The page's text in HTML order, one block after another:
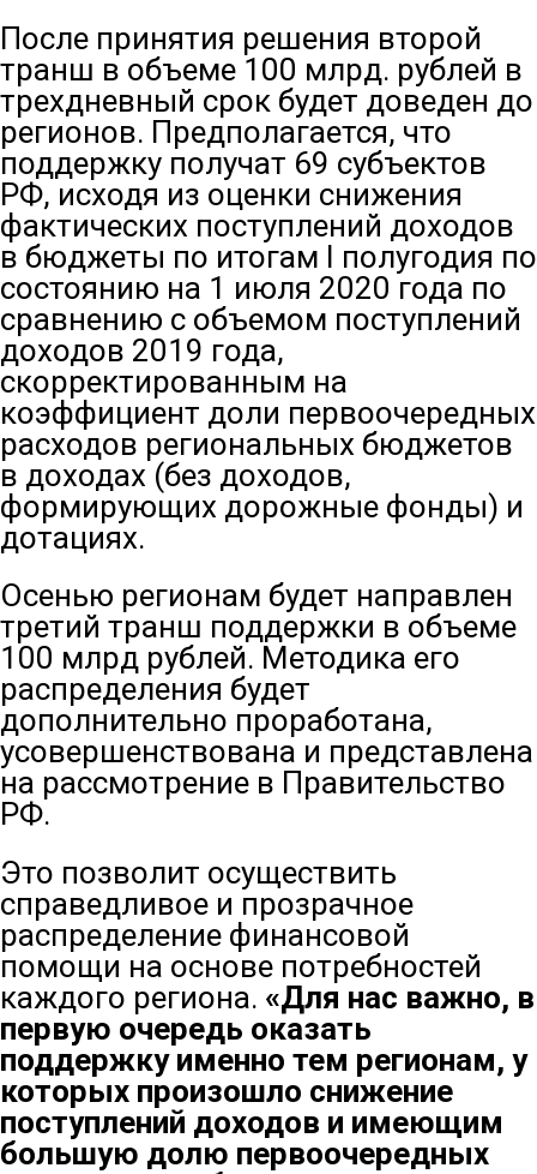
После принятия решения второй
транш в объеме 100 млрд. рублей в
трехдневный срок будет доведен до
регионов. Предполагается, что
поддержку получат 69 субъектов
РФ, исходя из оценки снижения
фактических поступлений доходов
в бюджеты по итогам I полугодия по
состоянию на 1 июля 2020 года по
сравнению с объемом поступлений
доходов 2019 года,
скорректированным на
коэффициент доли первоочередных
расходов региональных бюджетов
в доходах (без доходов,
формирующих дорожные фонды) и
дотациях.
Осенью регионам будет направлен
третий транш поддержки в объеме
100 млрд рублей. Методика его
распределения будет
дополнительно проработана,
усовершенствована и представлена
на рассмотрение в Правительство
РФ.
Это позволит осуществить
справедливое и прозрачное
распределение финансовой
помощи на основе потребностей
каждого региона. «Для нас важно, в
первую очередь оказать
поддержку именно тем регионам, у
которых произошло снижение
поступлений доходов и имеющим
большую долю первоочередных